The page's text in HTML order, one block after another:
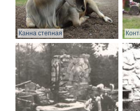
Канна степная